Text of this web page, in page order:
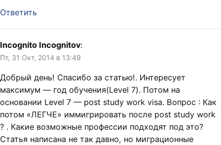
Ответить
Incognito Incognitov:
Пт, 31 Окт, 2014 в 13:49
Добрый день! Спасибо за статью!. Интересует
максимум — год обучения(Level 7). Потом на
основании Level 7 — post study work visa. Вопрос : Как
потом «ЛЕГЧЕ» иммигрировать после post study work
? . Какие возможные профессии подходят под это?
Статья написана не так давно, но миграционные